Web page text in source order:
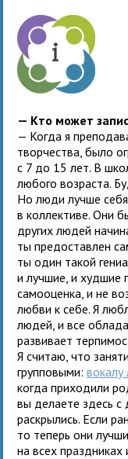
— Кто может
— Когда я
творчества, было
с 7 до 15 лет. В
любого возраста.
Но люди лучше себя
в коллективе. Они
других людей
ты предоставлен
ты один такой
и лучшие, и худшие
самооценка, и не
любви к себе. Я
людей, и все
развивает
Я считаю, что
групповыми:вокалу
когда приходили
вы делаете здесь с
раскрылись. Если
то теперь они
на всех праздниках